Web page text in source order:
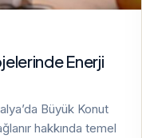
Enerji
Büyük Konut
hakkında temel